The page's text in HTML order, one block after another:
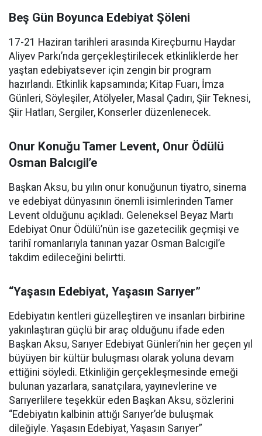
Beş Gün Boyunca Edebiyat Şöleni
17-21 Haziran tarihleri arasında Kireçburnu Haydar
Aliyev Parkı’nda gerçekleştirilecek etkinliklerde her
yaştan edebiyatsever için zengin bir program
hazırlandı. Etkinlik kapsamında; Kitap Fuarı, İmza
Günleri, Söyleşiler, Atölyeler, Masal Çadırı, Şiir Teknesi,
Şiir Hatları, Sergiler, Konserler düzenlenecek.
Onur Konuğu Tamer Levent, Onur Ödülü
Osman Balcıgil’e
Başkan Aksu, bu yılın onur konuğunun tiyatro, sinema
ve edebiyat dünyasının önemli isimlerinden Tamer
Levent olduğunu açıkladı. Geleneksel Beyaz Martı
Edebiyat Onur Ödülü’nün ise gazetecilik geçmişi ve
tarihî romanlarıyla tanınan yazar Osman Balcıgil’e
takdim edileceğini belirtti.
“Yaşasın Edebiyat, Yaşasın Sarıyer”
Edebiyatın kentleri güzelleştiren ve insanları birbirine
yakınlaştıran güçlü bir araç olduğunu ifade eden
Başkan Aksu, Sarıyer Edebiyat Günleri’nin her geçen yıl
büyüyen bir kültür buluşması olarak yoluna devam
ettiğini söyledi. Etkinliğin gerçekleşmesinde emeği
bulunan yazarlara, sanatçılara, yayınevlerine ve
Sarıyerlilere teşekkür eden Başkan Aksu, sözlerini
“Edebiyatın kalbinin attığı Sarıyer’de buluşmak
dileğiyle. Yaşasın Edebiyat, Yaşasın Sarıyer”